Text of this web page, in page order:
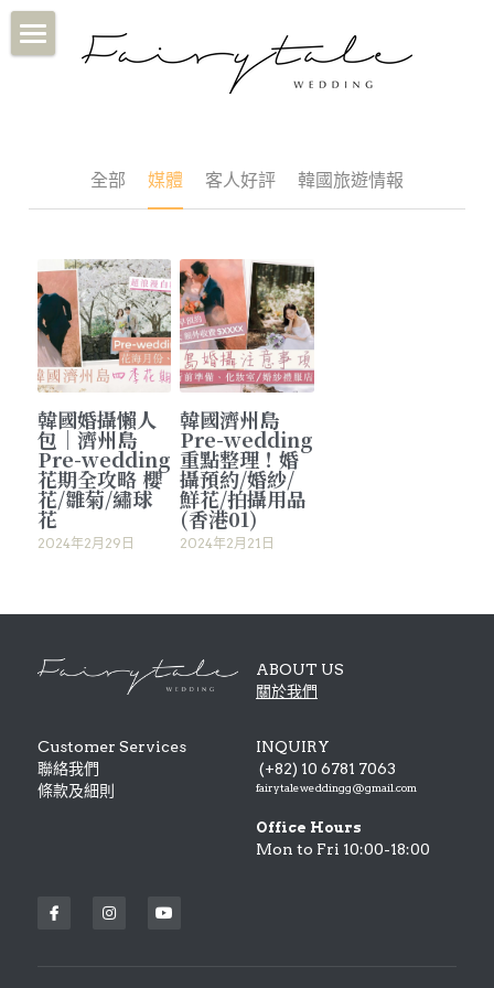
Fairytale婚紗攝影
濟州島 JEJU
Sample
Makeup & Dress
濟州島四季花期
巴黎 PARIS
Feedback♡
Fairytale客照♡
媒體分享
INSTAGRAM
會員專用
全部 媒體 客人好評 韓國旅遊情報
韓國婚攝懶人
包｜濟州島
Pre-wedding
花期全攻略 櫻
花/雛菊/繡球
花
2024年2月29日
韓國濟州島
Pre-wedding
重點整理！婚
攝預約/婚紗/
鮮花/拍攝用品
(香港01)
2024年2月21日
ABOUT US
關於我們
Customer Services
聯絡我們
條款及細則
INQUIRY
(+82) 10 6781 7063
fairytaleweddingg@gmail.com
Office Hours
Mon to Fri 10:00-18:00
部落格分類